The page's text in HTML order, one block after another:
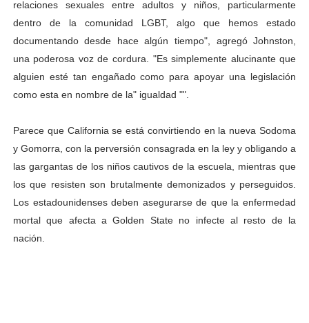
relaciones sexuales entre adultos y niños, particularmente
dentro de la comunidad LGBT, algo que hemos estado
documentando desde hace algún tiempo", agregó Johnston,
una poderosa voz de cordura. "Es simplemente alucinante que
alguien esté tan engañado como para apoyar una legislación
como esta en nombre de la" igualdad "".
Parece que California se está convirtiendo en la nueva Sodoma
y Gomorra, con la perversión consagrada en la ley y obligando a
las gargantas de los niños cautivos de la escuela, mientras que
los que resisten son brutalmente demonizados y perseguidos.
Los estadounidenses deben asegurarse de que la enfermedad
mortal que afecta a Golden State no infecte al resto de la
nación.